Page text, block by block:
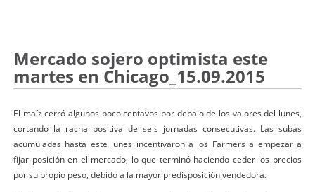
Mercado sojero optimista este
martes en Chicago_15.09.2015
El maíz cerró algunos poco centavos por debajo de los valores del lunes,
cortando la racha positiva de seis jornadas consecutivas. Las subas
acumuladas hasta este lunes incentivaron a los Farmers a empezar a
fijar posición en el mercado, lo que terminó haciendo ceder los precios
por su propio peso, debido a la mayor predisposición vendedora.